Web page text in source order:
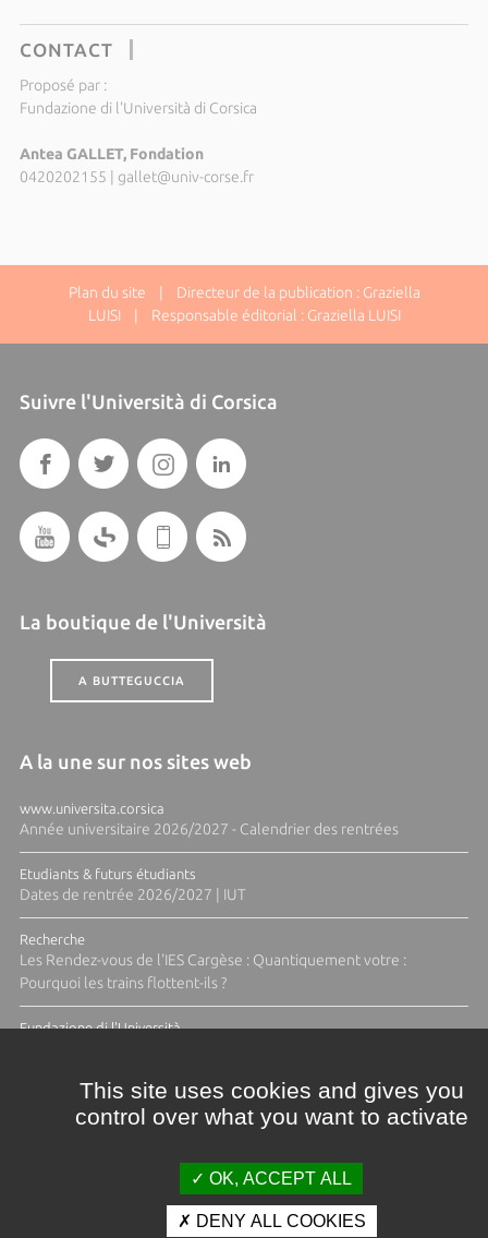
CONTACT
Proposé par :
Fundazione di l'Università di Corsica
Antea GALLET, Fondation
0420202155 | gallet@univ-corse.fr
Plan du site | Directeur de la publication : Graziella
LUISI | Responsable éditorial : Graziella LUISI
Suivre l'Università di Corsica
La boutique de l'Università
A BUTTEGUCCIA
A la une sur nos sites web
www.universita.corsica
Année universitaire 2026/2027 - Calendrier des rentrées
Etudiants & futurs étudiants
Dates de rentrée 2026/2027 | IUT
Recherche
Les Rendez-vous de l'IES Cargèse : Quantiquement votre :
Pourquoi les trains flottent-ils ?
Fundazione di l'Università
This site uses cookies and gives you
control over what you want to activate
OK, ACCEPT ALL
DENY ALL COOKIES